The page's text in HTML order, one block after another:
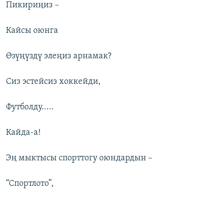
Пикириңиз –
Кайсы оюнга
Өзүңүздү элеңиз арнамак?
Сиз эстейсиз хоккейди,
Футболду.....
Кайда-а!
Эң мыктысы спорттогу оюндардын –
“Спортлото”,